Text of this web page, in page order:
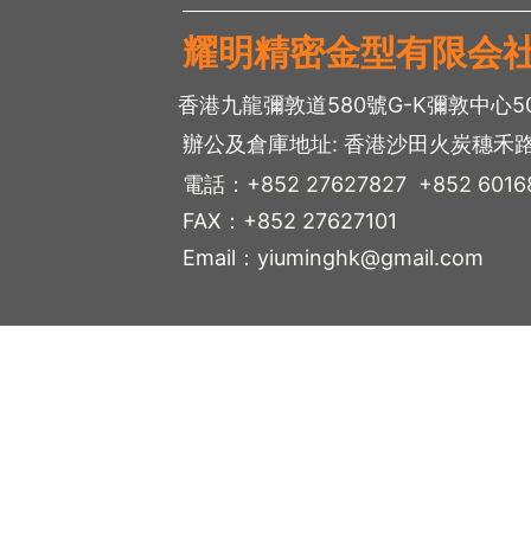
辦公及倉庫地址: 香港沙田火炭穗禾
香港九龍彌敦道580號G-K彌敦中心
耀明精密金型有限会
電話：+852 27627827 +852
FAX：+852 27627101
Email ：yiuminghk@gmail.com